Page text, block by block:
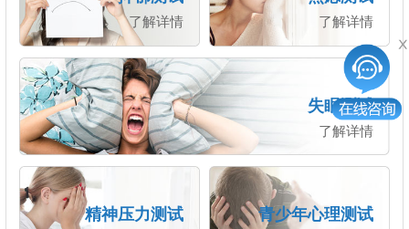
了解详情 了解详情
失眠测试
了解详情
精神压力测试 青少年心理测试